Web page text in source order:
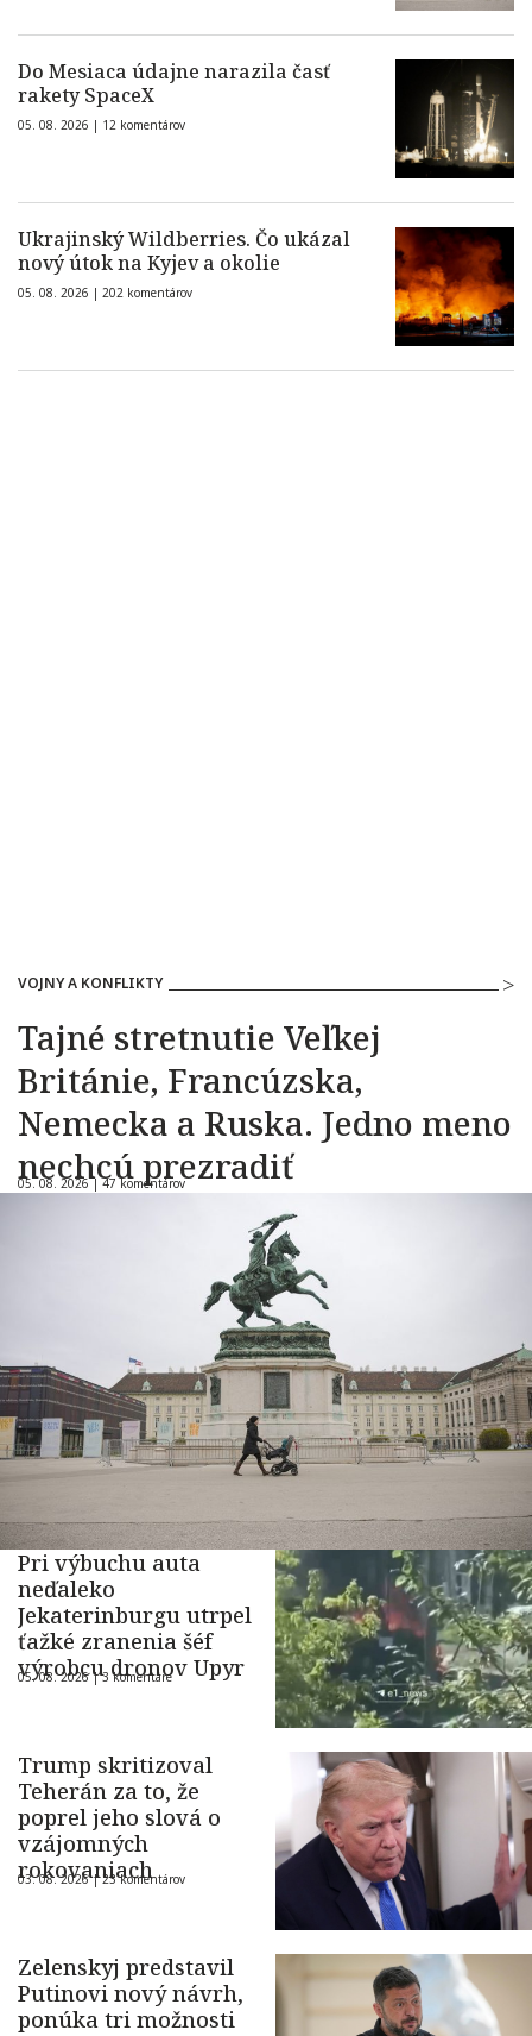
Do Mesiaca údajne narazila časť
rakety SpaceX
05. 08. 2026 | 12 komentárov
Ukrajinský Wildberries. Čo ukázal
nový útok na Kyjev a okolie
05. 08. 2026 | 202 komentárov
VOJNY A KONFLIKTY
Tajné stretnutie Veľkej
Británie, Francúzska,
Nemecka a Ruska. Jedno meno
nechcú prezradiť
05. 08. 2026 |47 komentárov
Pri výbuchu auta
neďaleko
Jekaterinburgu utrpel
ťažké zranenia šéf
výrobcu dronov Upyr
05. 08. 2026 |3 komentáre
Trump skritizoval
Teherán za to, že
poprel jeho slová o
vzájomných
rokovaniach
03. 08. 2026 |23 komentárov
Zelenskyj predstavil
Putinovi nový návrh,
ponúka tri možnosti